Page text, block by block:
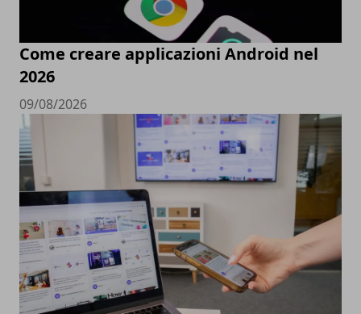
Come creare applicazioni Android nel
2026
09/08/2026